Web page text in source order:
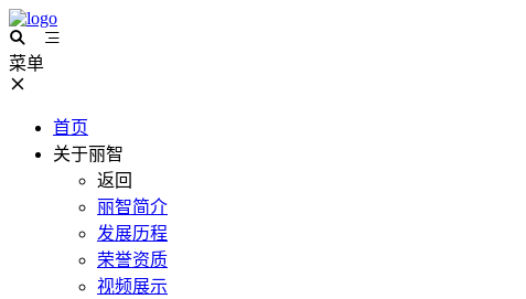
菜单
首页
关于丽智
返回
丽智简介
发展历程
荣誉资质
视频展示